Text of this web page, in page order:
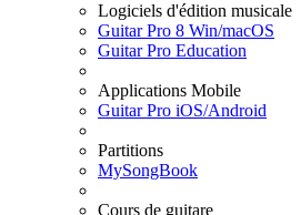
Logiciels d'édition musicale
Guitar Pro 8 Win/macOS
Guitar Pro Education
Applications Mobile
Guitar Pro iOS/Android
Partitions
MySongBook
Cours de guitare